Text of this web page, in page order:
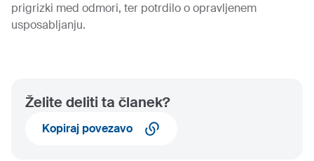
prigrizki med odmori, ter potrdilo o opravljenem
usposabljanju.
Želite deliti ta članek?
Kopiraj povezavo